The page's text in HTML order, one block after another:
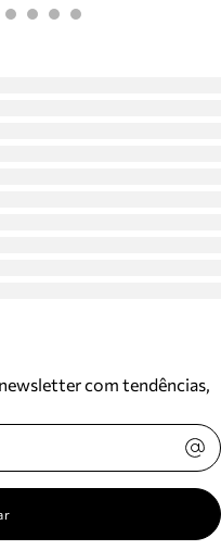
com tendências,